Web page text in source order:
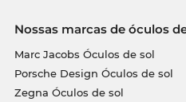
Nossas marcas de óculos
Marc Jacobs Óculos de sol
Porsche Design Óculos de sol
Zegna Óculos de sol